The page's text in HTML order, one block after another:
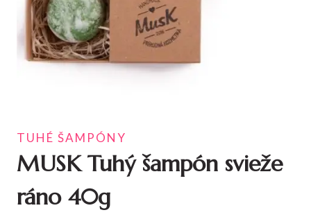
TUHÉ ŠAMPÓNY
MUSK Tuhý šampón svieže
ráno 40g